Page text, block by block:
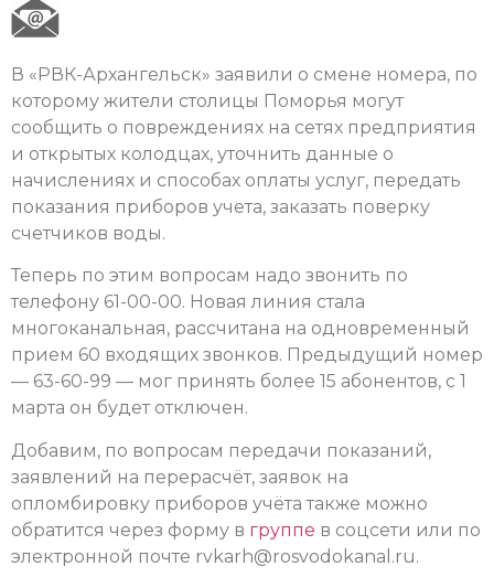
В «РВК-Архангельск» заявили о смене номера, по
которому жители столицы Поморья могут
сообщить о повреждениях на сетях предприятия
и открытых колодцах, уточнить данные о
начислениях и способах оплаты услуг, передать
показания приборов учета, заказать поверку
счетчиков воды.
Теперь по этим вопросам надо звонить по
телефону 61-00-00. Новая линия стала
многоканальная, рассчитана на одновременный
прием 60 входящих звонков. Предыдущий номер
— 63-60-99 — мог принять более 15 абонентов, с 1
марта он будет отключен.
Добавим, по вопросам передачи показаний,
заявлений на перерасчёт, заявок на
опломбировку приборов учёта также можно
обратится через форму в группе в соцсети или по
электронной почте rvkarh@rosvodokanal.ru.